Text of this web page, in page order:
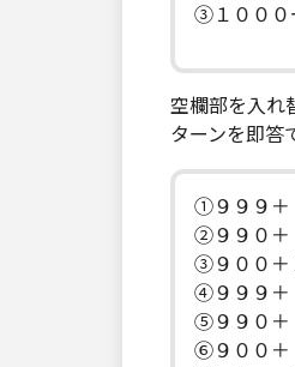
③１０００
空欄部を入れ
ターンを即答
①９９９
②９９０
③９００
④９９９
⑤９９０
⑥９００